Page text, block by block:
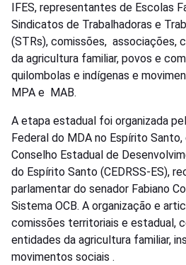
IFES, representantes de Escolas
Sindicatos de Trabalhadoras e
(STRs), comissões, associações,
da agricultura familiar, povos e
quilombolas e indígenas e
MPA e MAB.
A etapa estadual foi organizada
Federal do MDA no Espírito
Conselho Estadual de
do Espírito Santo (CEDRSS-ES),
parlamentar do senador Fabiano
Sistema OCB. A organização e
comissões territoriais e estadual,
entidades da agricultura familiar,
movimentos sociais .